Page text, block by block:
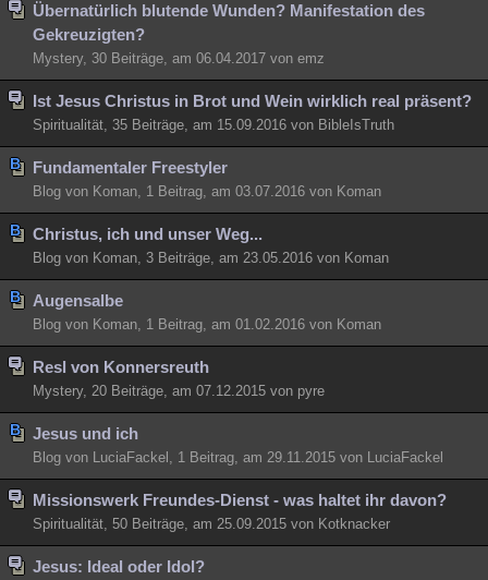
Übernatürlich blutende Wunden? Manifestation des
Gekreuzigten?
Mystery, 30 Beiträge, am 06.04.2017 von emz
Ist Jesus Christus in Brot und Wein wirklich real präsent?
Spiritualität, 35 Beiträge, am 15.09.2016 von BibleIsTruth
Fundamentaler Freestyler
Blog von Koman, 1 Beitrag, am 03.07.2016 von Koman
Christus, ich und unser Weg...
Blog von Koman, 3 Beiträge, am 23.05.2016 von Koman
Augensalbe
Blog von Koman, 1 Beitrag, am 01.02.2016 von Koman
Resl von Konnersreuth
Mystery, 20 Beiträge, am 07.12.2015 von pyre
Jesus und ich
Blog von LuciaFackel, 1 Beitrag, am 29.11.2015 von LuciaFackel
Missionswerk Freundes-Dienst - was haltet ihr davon?
Spiritualität, 50 Beiträge, am 25.09.2015 von Kotknacker
Jesus: Ideal oder Idol?